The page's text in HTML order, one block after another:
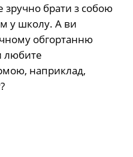
зручно брати з собою
у школу. А ви
обгортанню
любите
наприклад,